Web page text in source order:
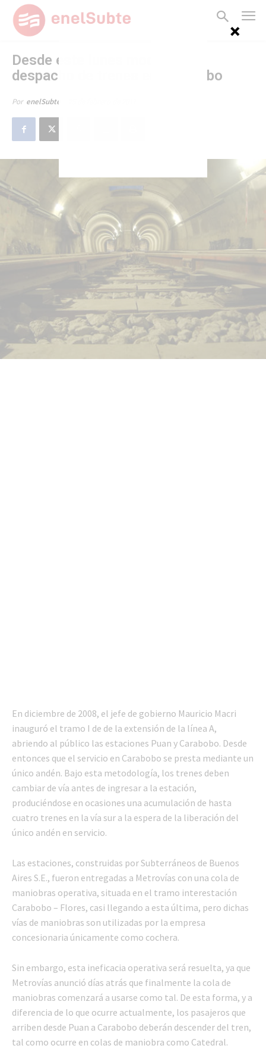
Desde este lunes modifican
despacho de trenes en Carabobo
Por enelSubte
En diciembre de 2008, el jefe de gobierno Mauricio Macri
inauguró el tramo I de de la extensión de la línea A,
abriendo al público las estaciones Puan y Carabobo. Desde
entonces que el servicio en Carabobo se presta mediante un
único andén. Bajo esta metodología, los trenes deben
cambiar de vía antes de ingresar a la estación,
produciéndose en ocasiones una acumulación de hasta
cuatro trenes en la vía sur a la espera de la liberación del
único andén en servicio.
Las estaciones, construidas por Subterráneos de Buenos
Aires S.E., fueron entregadas a Metrovías con una cola de
maniobras operativa, situada en el tramo interestación
Carabobo – Flores, casi llegando a esta última, pero dichas
vías de maniobras son utilizadas por la empresa
concesionaria únicamente como cochera.
Sin embargo, esta ineficacia operativa será resuelta, ya que
Metrovías anunció días atrás que finalmente la cola de
maniobras comenzará a usarse como tal. De esta forma, y a
diferencia de lo que ocurre actualmente, los pasajeros que
arriben desde Puan a Carabobo deberán descender del tren,
tal como ocurre en colas de maniobra como Catedral.